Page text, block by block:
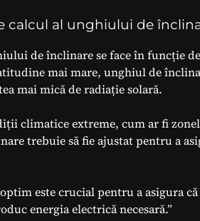
calcul al unghiului de
de înclinare se face în funcție
mai mare, unghiul de
mai mică de radiație solară.
climatice extreme, cum ar fi
trebuie să fie ajustat pentru a
este crucial pentru a asigura
energia electrică necesară.”